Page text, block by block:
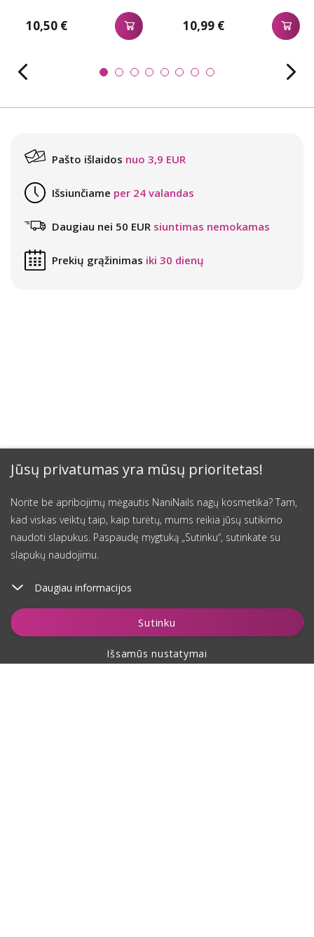
Jūsų privatumas yra mūsų prioritetas!
Norite be apribojimų mėgautis NaniNails nagų kosmetika? Tam,
kad viskas veiktų taip, kaip turėtų, mums reikia jūsų sutikimo
naudoti slapukus. Paspaudę mygtuką „Sutinku“, sutinkate su
slapukų naudojimu.
Daugiau informacijos
Sutinku
Išsamūs nustatymai
Įdėti į krepšelį
10,50 € 10,99 €
Pašto išlaidos nuo 3,9 EUR
Išsiunčiame per 24 valandas
Daugiau nei 50 EUR siuntimas nemokamas
Prekių grąžinimas iki 30 dienų